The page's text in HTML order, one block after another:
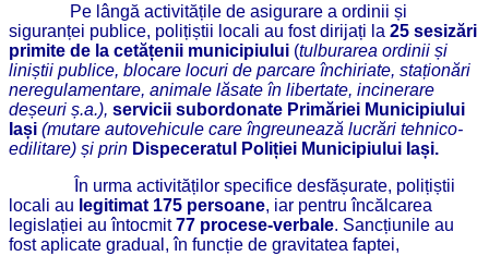
Pe lângă activitățile de asigurare a ordinii și
siguranței publice, polițiștii locali au fost dirijați la 25 sesizări
primite de la cetățenii municipiului (tulburarea ordinii și
liniștii publice, blocare locuri de parcare închiriate, staționări
neregulamentare, animale lăsate în libertate, incinerare
deșeuri ș.a.), servicii subordonate Primăriei Municipiului
Iași (mutare autovehicule care îngreunează lucrări tehnico-
edilitare) și prin Dispeceratul Poliției Municipiului Iași.
În urma activităților specifice desfășurate, polițiștii
locali au legitimat 175 persoane, iar pentru încălcarea
legislației au întocmit77 procese-verbale. Sancțiunile au
fost aplicate gradual, în funcție de gravitatea faptei,